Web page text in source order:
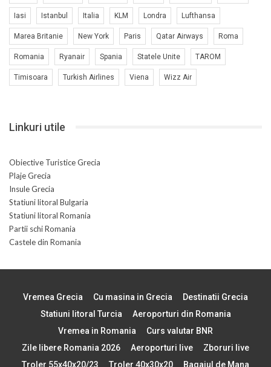
Iasi Istanbul Italia KLM Londra Lufthansa
Marea Britanie New York Paris Qatar Airways Roma
Romania Ryanair Spania Statele Unite TAROM
Timisoara Turkish Airlines Viena Wizz Air
Linkuri utile
Obiective Turistice Grecia
Plaje Grecia
Insule Grecia
Statiuni litoral Bulgaria
Statiuni litoral Romania
Partii schi Romania
Castele din Romania
Vremea Grecia Cu masina in Grecia
Destinatii Grecia
Statiuni litoral Turcia
Aeroporturi din Romania
Vremea in Romania
Curs valutar BNR
Zile libere Romania 2026
Aeroporturi live
Zboruri live
Troler 55x40x20/23
Troler 40x30x20 Bagajul de Mana